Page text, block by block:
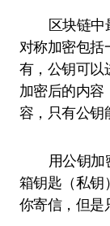
区块链中
对称加密包括
有，公钥可以
加密后的内容
容，只有公钥
用公钥加
箱钥匙（私钥
你寄信，但是